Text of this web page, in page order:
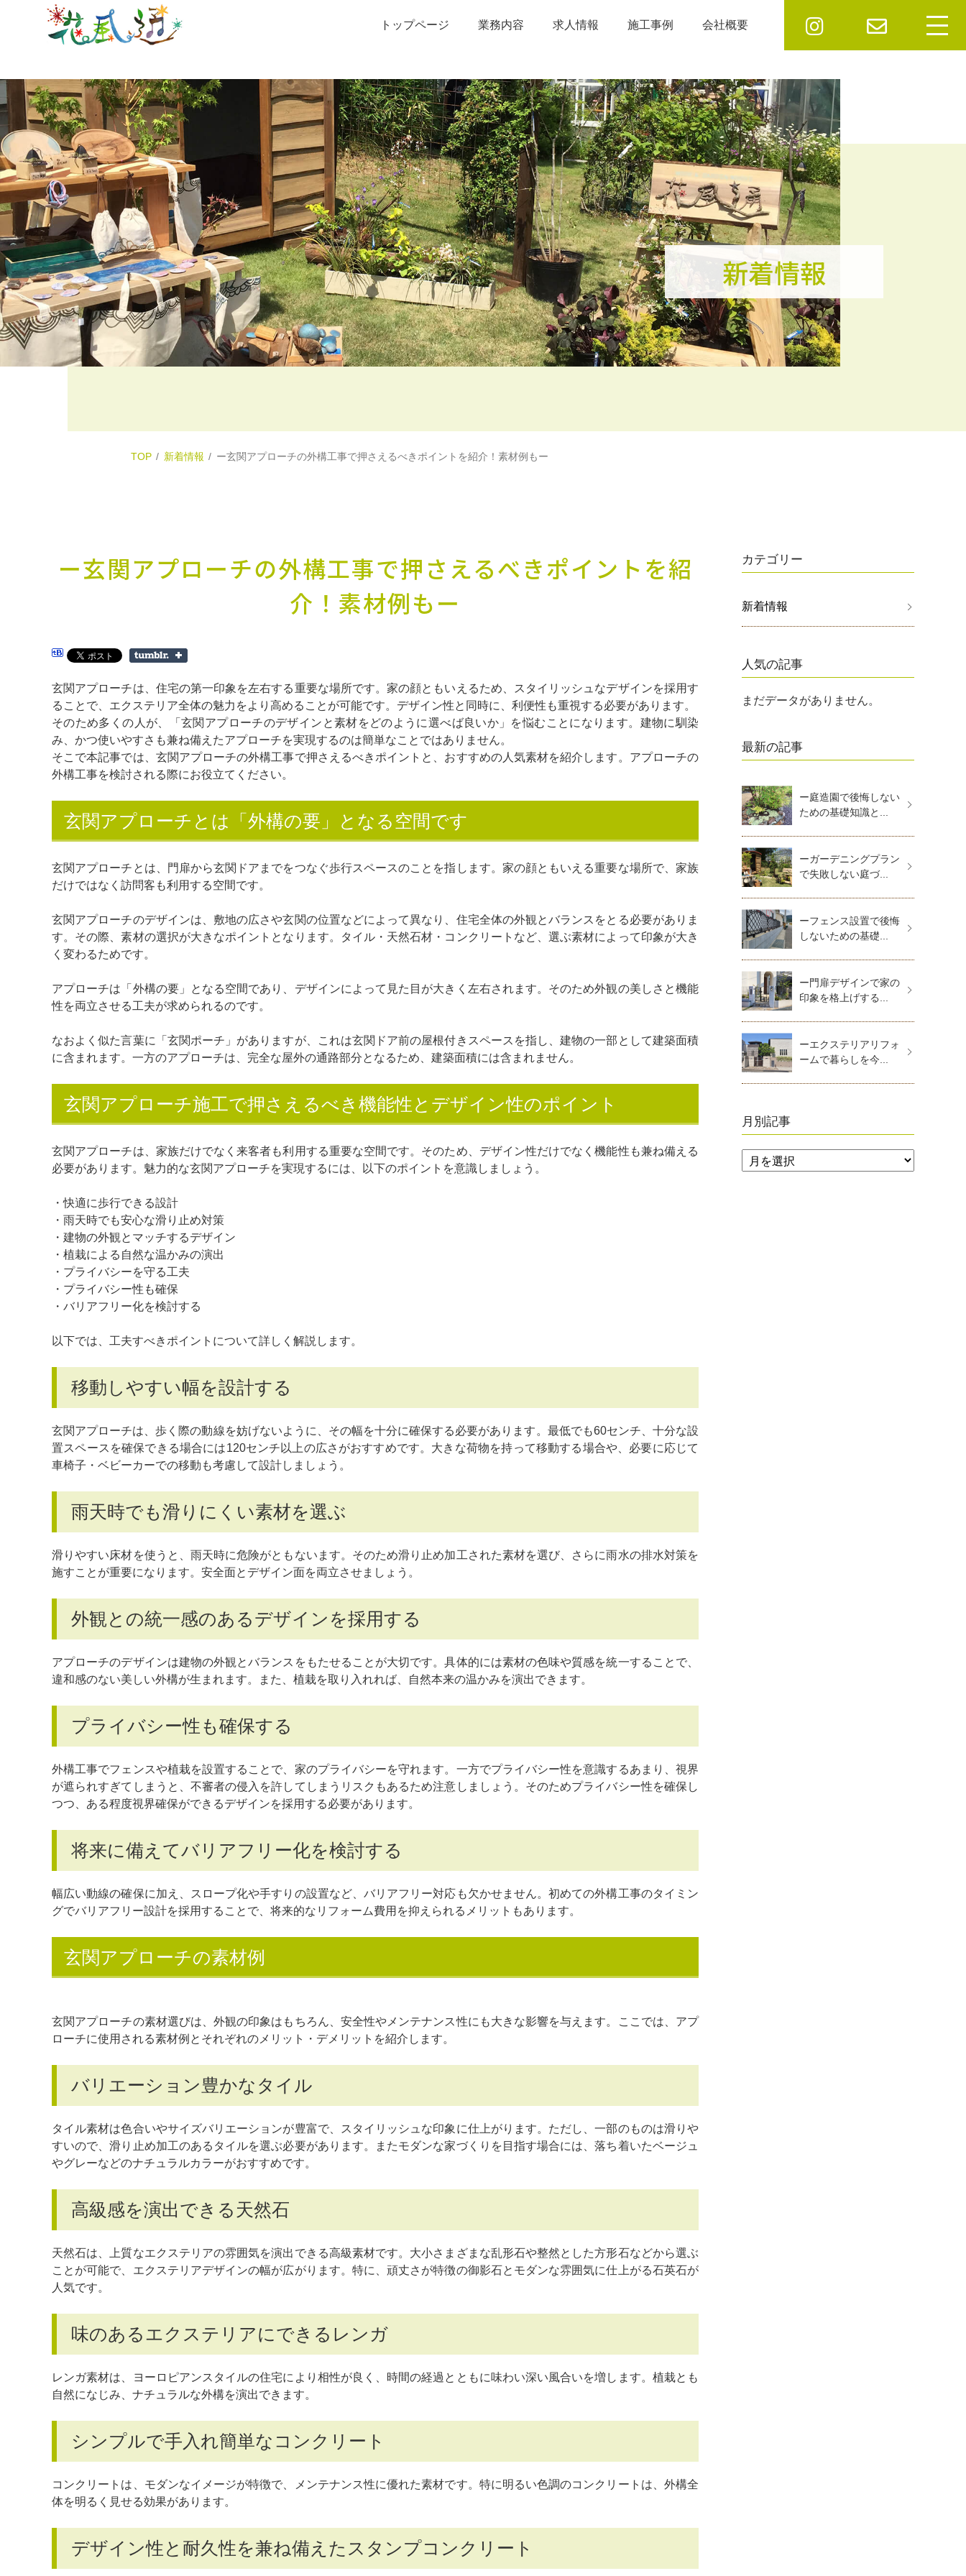
トップページ 業務内容 求人情報 施工事例 会社概要
新着情報
TOP 新着情報 ー玄関アプローチの外構工事で押さえるべきポイントを紹介！素材例もー
ー玄関アプローチの外構工事で押さえるべきポイントを紹
介！素材例もー
玄関アプローチは、住宅の第一印象を左右する重要な場所です。家の顔ともいえるため、スタイリッシュなデザインを採用す
ることで、エクステリア全体の魅力をより高めることが可能です。デザイン性と同時に、利便性も重視する必要があります。
そのため多くの人が、「玄関アプローチのデザインと素材をどのように選べば良いか」を悩むことになります。建物に馴染
み、かつ使いやすさも兼ね備えたアプローチを実現するのは簡単なことではありません。
そこで本記事では、玄関アプローチの外構工事で押さえるべきポイントと、おすすめの人気素材を紹介します。アプローチの
外構工事を検討される際にお役立てください。
玄関アプローチとは「外構の要」となる空間です
玄関アプローチとは、門扉から玄関ドアまでをつなぐ歩行スペースのことを指します。家の顔ともいえる重要な場所で、家族
だけではなく訪問客も利用する空間です。
玄関アプローチのデザインは、敷地の広さや玄関の位置などによって異なり、住宅全体の外観とバランスをとる必要がありま
す。その際、素材の選択が大きなポイントとなります。タイル・天然石材・コンクリートなど、選ぶ素材によって印象が大き
く変わるためです。
アプローチは「外構の要」となる空間であり、デザインによって見た目が大きく左右されます。そのため外観の美しさと機能
性を両立させる工夫が求められるのです。
なおよく似た言葉に「玄関ポーチ」がありますが、これは玄関ドア前の屋根付きスペースを指し、建物の一部として建築面積
に含まれます。一方のアプローチは、完全な屋外の通路部分となるため、建築面積には含まれません。
玄関アプローチ施工で押さえるべき機能性とデザイン性のポイント
玄関アプローチは、家族だけでなく来客者も利用する重要な空間です。そのため、デザイン性だけでなく機能性も兼ね備える
必要があります。魅力的な玄関アプローチを実現するには、以下のポイントを意識しましょう。
・快適に歩行できる設計
・雨天時でも安心な滑り止め対策
・建物の外観とマッチするデザイン
・植栽による自然な温かみの演出
・プライバシーを守る工夫
・プライバシー性も確保
・バリアフリー化を検討する
以下では、工夫すべきポイントについて詳しく解説します。
移動しやすい幅を設計する
玄関アプローチは、歩く際の動線を妨げないように、その幅を十分に確保する必要があります。最低でも60センチ、十分な設
置スペースを確保できる場合には120センチ以上の広さがおすすめです。大きな荷物を持って移動する場合や、必要に応じて
車椅子・ベビーカーでの移動も考慮して設計しましょう。
雨天時でも滑りにくい素材を選ぶ
滑りやすい床材を使うと、雨天時に危険がともないます。そのため滑り止め加工された素材を選び、さらに雨水の排水対策を
施すことが重要になります。安全面とデザイン面を両立させましょう。
外観との統一感のあるデザインを採用する
アプローチのデザインは建物の外観とバランスをもたせることが大切です。具体的には素材の色味や質感を統一することで、
違和感のない美しい外構が生まれます。また、植栽を取り入れれば、自然本来の温かみを演出できます。
プライバシー性も確保する
外構工事でフェンスや植栽を設置することで、家のプライバシーを守れます。一方でプライバシー性を意識するあまり、視界
が遮られすぎてしまうと、不審者の侵入を許してしまうリスクもあるため注意しましょう。そのためプライバシー性を確保し
つつ、ある程度視界確保ができるデザインを採用する必要があります。
将来に備えてバリアフリー化を検討する
幅広い動線の確保に加え、スロープ化や手すりの設置など、バリアフリー対応も欠かせません。初めての外構工事のタイミン
グでバリアフリー設計を採用することで、将来的なリフォーム費用を抑えられるメリットもあります。
玄関アプローチの素材例
玄関アプローチの素材選びは、外観の印象はもちろん、安全性やメンテナンス性にも大きな影響を与えます。ここでは、アプ
ローチに使用される素材例とそれぞれのメリット・デメリットを紹介します。
バリエーション豊かなタイル
タイル素材は色合いやサイズバリエーションが豊富で、スタイリッシュな印象に仕上がります。ただし、一部のものは滑りや
すいので、滑り止め加工のあるタイルを選ぶ必要があります。またモダンな家づくりを目指す場合には、落ち着いたベージュ
やグレーなどのナチュラルカラーがおすすめです。
高級感を演出できる天然石
天然石は、上質なエクステリアの雰囲気を演出できる高級素材です。大小さまざまな乱形石や整然とした方形石などから選ぶ
ことが可能で、エクステリアデザインの幅が広がります。特に、頑丈さが特徴の御影石とモダンな雰囲気に仕上がる石英石が
人気です。
味のあるエクステリアにできるレンガ
レンガ素材は、ヨーロピアンスタイルの住宅により相性が良く、時間の経過とともに味わい深い風合いを増します。植栽とも
自然になじみ、ナチュラルな外構を演出できます。
シンプルで手入れ簡単なコンクリート
コンクリートは、モダンなイメージが特徴で、メンテナンス性に優れた素材です。特に明るい色調のコンクリートは、外構全
体を明るく見せる効果があります。
デザイン性と耐久性を兼ね備えたスタンプコンクリート
カテゴリー
新着情報
人気の記事
まだデータがありません。
最新の記事
ー庭造園で後悔しない
ための基礎知識と...
ーガーデニングプラン
で失敗しない庭づ...
ーフェンス設置で後悔
しないための基礎...
ー門扉デザインで家の
印象を格上げする...
ーエクステリアリフォ
ームで暮らしを今...
月別記事